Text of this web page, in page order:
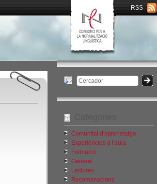
RSS
Comunitat d'aprenetatge
Experiències a l'aula
Formació
General
Lectures
Recomanacions